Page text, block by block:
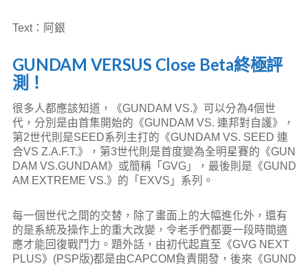
Text：阿銀
GUNDAM VERSUS Close Beta終極評
測！
很多人都應該知道，《GUNDAM VS.》可以分為4個世
代，分別是由首集開始的《GUNDAM VS. 連邦對自護》，
第2世代則是SEED系列主打的《GUNDAM VS. SEED 連
合VS Z.A.F.T.》，第3世代則是首度變為全明星賽的《GUN
DAM VS.GUNDAM》或簡稱「GVG」，最後則是《GUND
AM EXTREME VS.》的「EXVS」系列。
每一個世代之間的交替，除了畫面上的大幅進化外，還有
的是系統及操作上的重大改變，令老手們都要一段時間適
應才能回復戰鬥力。題外話，由初代起直至《GVG NEXT
PLUS》(PSP版)都是由CAPCOM負責開發，後來《GUND